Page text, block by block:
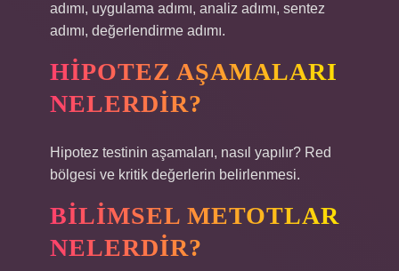
adımı, uygulama adımı, analiz adımı, sentez
adımı, değerlendirme adımı.
HIPOTEZ AŞAMALARI
NELERDIR?
Hipotez testinin aşamaları, nasıl yapılır? Red
bölgesi ve kritik değerlerin belirlenmesi.
BILIMSEL METOTLAR
NELERDIR?